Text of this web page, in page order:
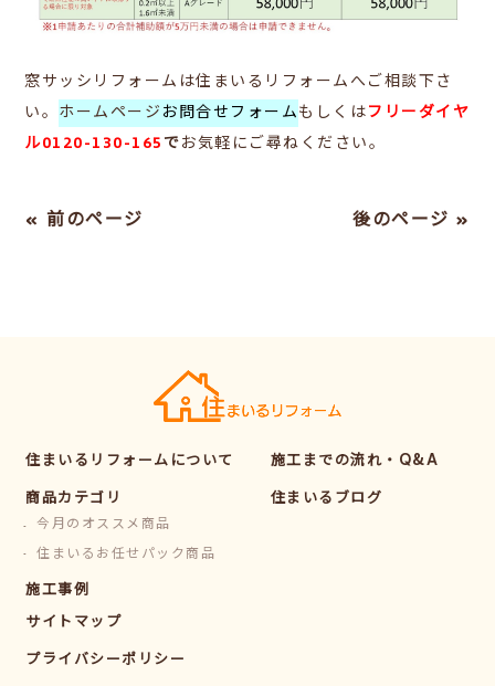
窓サッシリフォームは住まいるリフォームへご相談下さ
い。 ホームページお問合せフォームもしくはフリーダイヤ
ル0120-130-165でお気軽にご尋ねください。
« 前のページ 後のページ »
住まいるリフォームについて
商品カテゴリ
今月のオススメ商品
住まいるお任せパック商品
施工事例
施工までの流れ・Q&A
住まいるブログ
サイトマップ
プライバシーポリシー